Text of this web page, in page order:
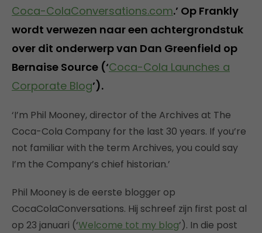
Coca-ColaConversations.com.’ Op Frankly
wordt verwezen naar een achtergrondstuk
over dit onderwerp van Dan Greenfield op
Bernaise Source (‘Coca-Cola Launches a
Corporate Blog’).
‘I’m Phil Mooney, director of the Archives at The
Coca-Cola Company for the last 30 years. If you’re
not familiar with the term Archives, you could say
I’m the Company’s chief historian.’
Phil Mooney is de eerste blogger op
CocaColaConversations. Hij schreef zijn first post al
op 23 januari (‘Welcome tot my blog’). In die post